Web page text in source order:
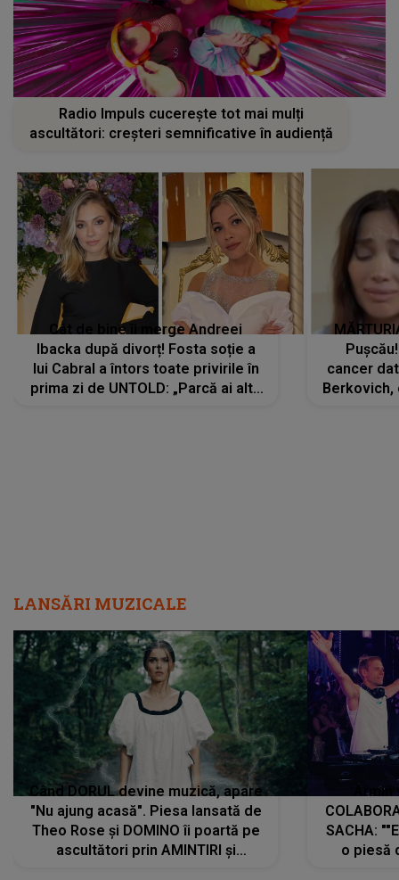
Radio Impuls cucerește tot mai mulți
ascultători: creșteri semnificative în audiență
Cât de bine îi merge Andreei
Ibacka după divorț! Fosta soție a
lui Cabral a întors toate privirile în
prima zi de UNTOLD: „Parcă ai altă
cancer
LANSĂRI MUZICALE
Când DORUL devine muzică, apare
"Nu ajung acasă". Piesa lansată de
Theo Rose și DOMINO îi poartă pe
ascultători prin AMINTIRI și
SACHA:
o piesă